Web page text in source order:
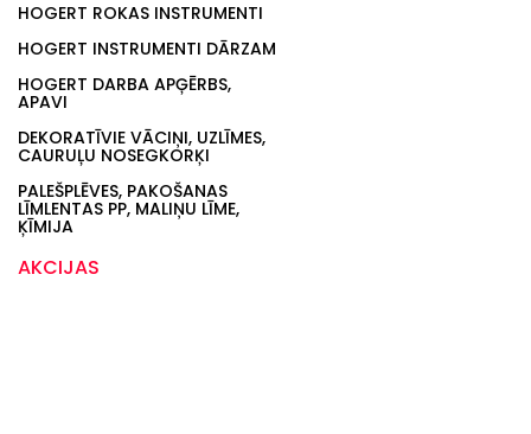
HOGERT ROKAS INSTRUMENTI
HOGERT INSTRUMENTI DĀRZAM
HOGERT DARBA APĢĒRBS,
APAVI
DEKORATĪVIE VĀCIŅI, UZLĪMES,
CAURUĻU NOSEGKORĶI
PALEŠPLĒVES, PAKOŠANAS
LĪMLENTAS PP, MALIŅU LĪME,
ĶĪMIJA
AKCIJAS